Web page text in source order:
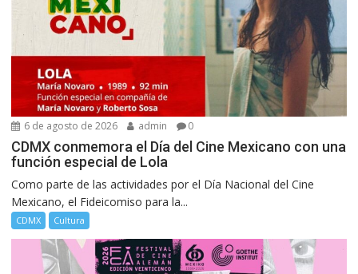
6 de agosto de 2026 admin 0
CDMX conmemora el Día del Cine Mexicano con una
función especial de Lola
Como parte de las actividades por el Día Nacional del Cine
Mexicano, el Fideicomiso para la...
CDMX Cultura